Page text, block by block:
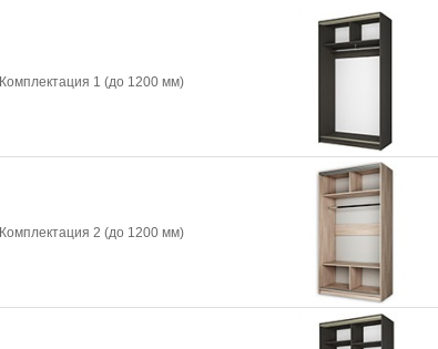
Комплектация 1 (до 1200 мм)
Комплектация 2 (до 1200 мм)